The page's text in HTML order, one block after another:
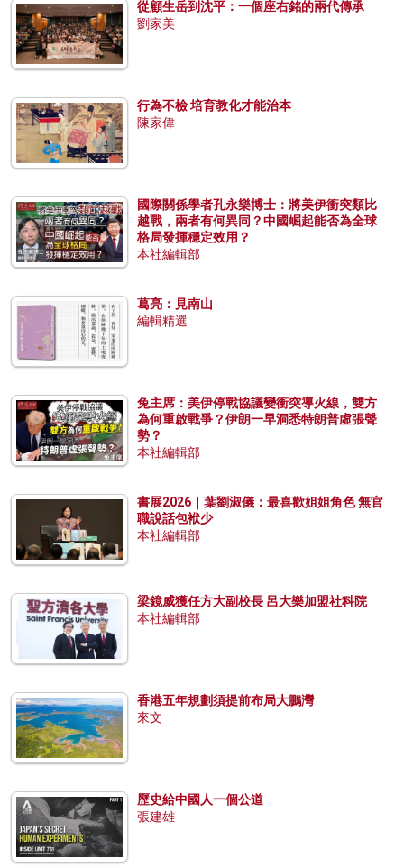
從顧生岳到沈平：一個座右銘的兩代傳承
劉家美
行為不檢 培育教化才能治本
陳家偉
國際關係學者孔永樂博士：將美伊衝突類比
越戰，兩者有何異同？中國崛起能否為全球
格局發揮穩定效用？
本社編輯部
葛亮：見南山
編輯精選
兔主席：美伊停戰協議變衝突導火線，雙方
為何重啟戰爭？伊朗一早洞悉特朗普虛張聲
勢？
本社編輯部
書展2026｜葉劉淑儀：最喜歡姐姐角色 無官
職說話包袱少
本社編輯部
梁鏡威獲任方大副校長 呂大樂加盟社科院
本社編輯部
香港五年規劃須提前布局大鵬灣
來文
歷史給中國人一個公道
張建雄